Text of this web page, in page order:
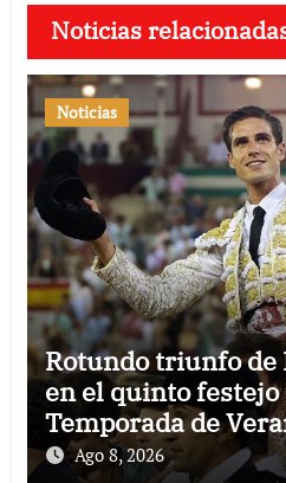
Noticias
Noticias
Rotundo triunfo de
en el quinto festejo
Temporada de
Ago 8, 2026